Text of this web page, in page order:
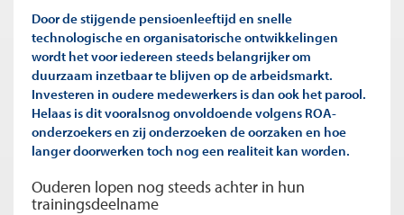
Door de stijgende pensioenleeftijd en snelle
technologische en organisatorische ontwikkelingen
wordt het voor iedereen steeds belangrijker om
duurzaam inzetbaar te blijven op de arbeidsmarkt.
Investeren in oudere medewerkers is dan ook het parool.
Helaas is dit vooralsnog onvoldoende volgens ROA-
onderzoekers en zij onderzoeken de oorzaken en hoe
langer doorwerken toch nog een realiteit kan worden.
Ouderen lopen nog steeds achter in hun
trainingsdeelname